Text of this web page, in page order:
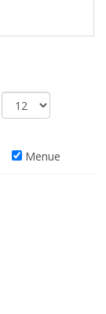
Menue